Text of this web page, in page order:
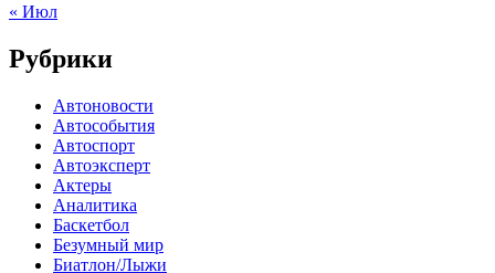
« Июл
Рубрики
Автоновости
Автособытия
Автоспорт
Автоэксперт
Актеры
Аналитика
Баскетбол
Безумный мир
Биатлон/Лыжи